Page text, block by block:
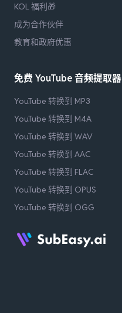
KOL 福利🎁
成为合作伙伴
教育和政府优惠
免费 YouTube 音频提取器
YouTube 转换到 MP3
YouTube 转换到 M4A
YouTube 转换到 WAV
YouTube 转换到 AAC
YouTube 转换到 FLAC
YouTube 转换到 OPUS
YouTube 转换到 OGG